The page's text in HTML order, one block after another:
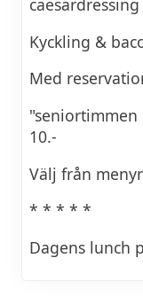
Kyckling &
Med
"seniortimmen
10.-
Välj från
* * * * *
Dagens lunch